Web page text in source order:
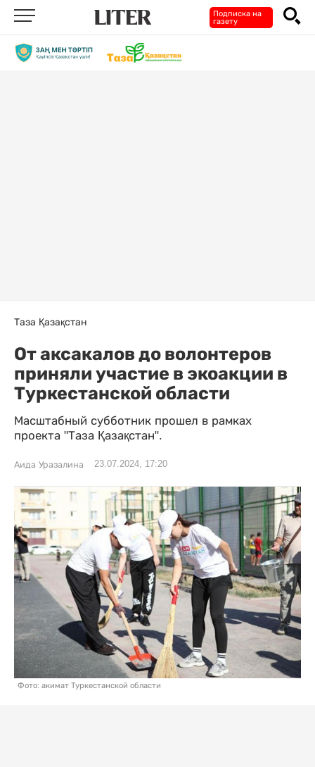
Подписка на
газету
Таза Қазақстан
От аксакалов до волонтеров
приняли участие в экоакции в
Туркестанской области
Масштабный субботник прошел в рамках
проекта "Таза Қазақстан".
Аида Уразалина 23.07.2024, 17:20
Фото: акимат Туркестанской области